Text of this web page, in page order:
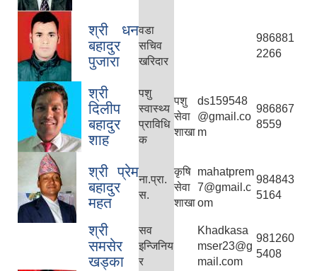
श्री धन
बहादुर
पुजारा
वडा
सचिव
खरिदार
986881
2266
श्री
दिलीप
बहादुर
शाह
पशु
स्वास्थ्य
प्राविधि
क
पशु
सेवा
शाखा
ds159548
@gmail.co
m
986867
8559
श्री प्रेम
बहादुर
महत
ना.प्रा.
स.
कृषि
सेवा
शाखा
mahatprem
7@gmail.c
om
984843
5164
श्री
समसेर
खड्का
सव
इन्जिनिय
र
Khadkasa
mser23@g
mail.com
981260
5408